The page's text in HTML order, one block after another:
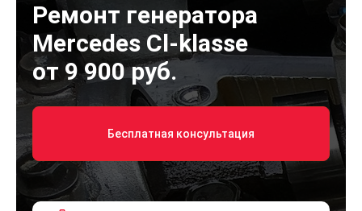
Ремонт генератора
Mercedes Cl-klasse
от 9 900 руб.
Бесплатная консультация